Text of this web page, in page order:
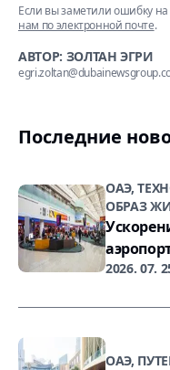
Если вы заметили ошибку
нам по электронной почте.
АВТОР: ЗОЛТАН ЭГРИ
Последние
ОАЭ,
ОБРАЗ
2026. 07.
ОАЭ,